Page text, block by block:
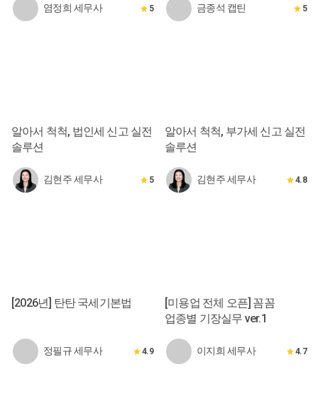
염정희 세무사 5 금종석 캡틴 5
알아서 척척, 법인세 신고 실전
솔루션
김현주 세무사 5
알아서 척척, 부가세 신고 실전
솔루션
김현주 세무사 4.8
[2026년] 탄탄 국세기본법
정필규 세무사 4.9
[미용업 전체 오픈] 꼼꼼
업종별 기장실무 ver.1
이지희 세무사 4.7